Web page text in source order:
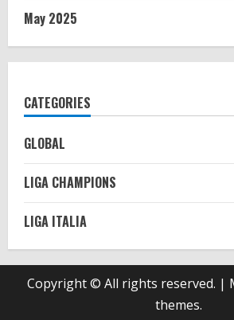
May 2025
CATEGORIES
GLOBAL
LIGA CHAMPIONS
LIGA ITALIA
Copyright © All rights reserved. |
themes.